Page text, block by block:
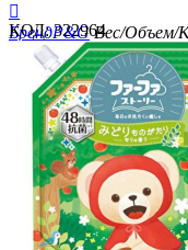

БрендP&G Вес/Объем/
КОД: 322964